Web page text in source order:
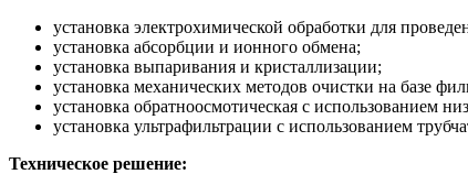
установка электрохимической обработки для
установка абсорбции и ионного обмена;
установка выпаривания и кристаллизации;
установка механических методов очистки на базе
установка обратноосмотическая с использованием
установка ультрафильтрации с использованием
Техническое решение: